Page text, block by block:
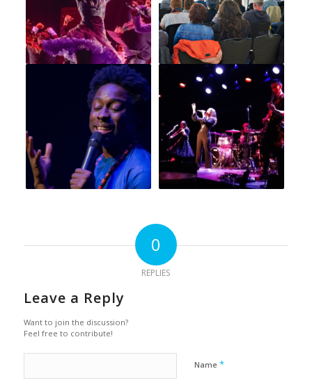
0
REPLIES
Leave a Reply
Want to join the discussion?
Feel free to contribute!
Name *